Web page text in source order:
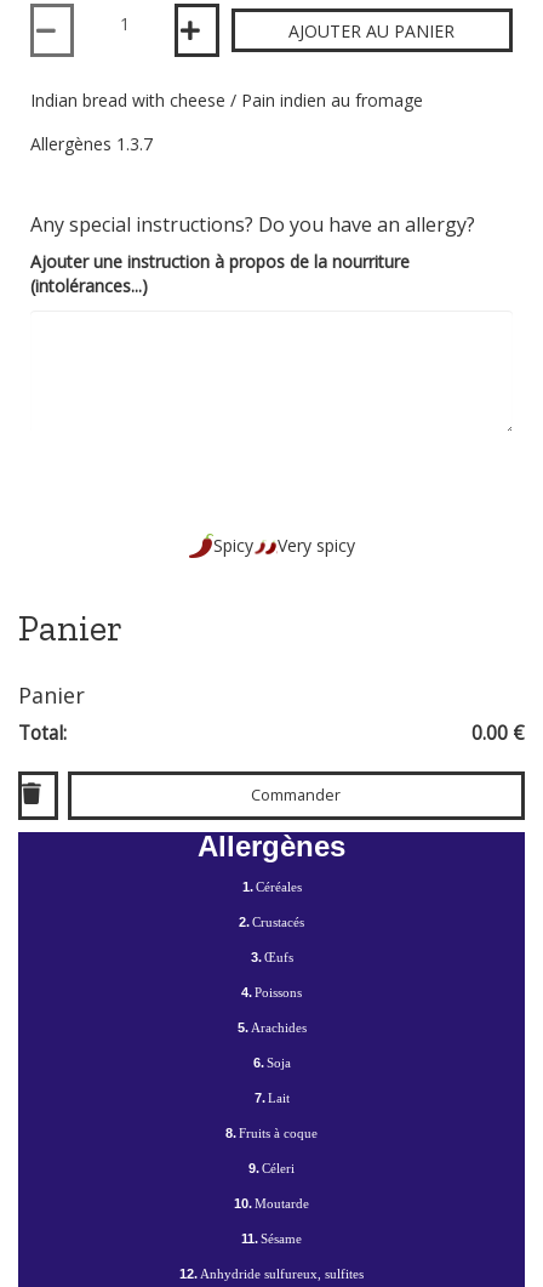
Quantité
AJOUTER AU PANIER
Indian bread with cheese / Pain indien au fromage
Allergènes 1.3.7
Any special instructions? Do you have an allergy?
Ajouter une instruction à propos de la nourriture
(intolérances...)
Spicy Very spicy
Panier
Panier
Total: 0.00 €
Commander
Allergènes
1.Céréales
2.Crustacés
3.Œufs
4.Poissons
5.Arachides
6.Soja
7.Lait
8.Fruits à coque
9.Céleri
10.Moutarde
11.Sésame
12.Anhydride sulfureux, sulfites